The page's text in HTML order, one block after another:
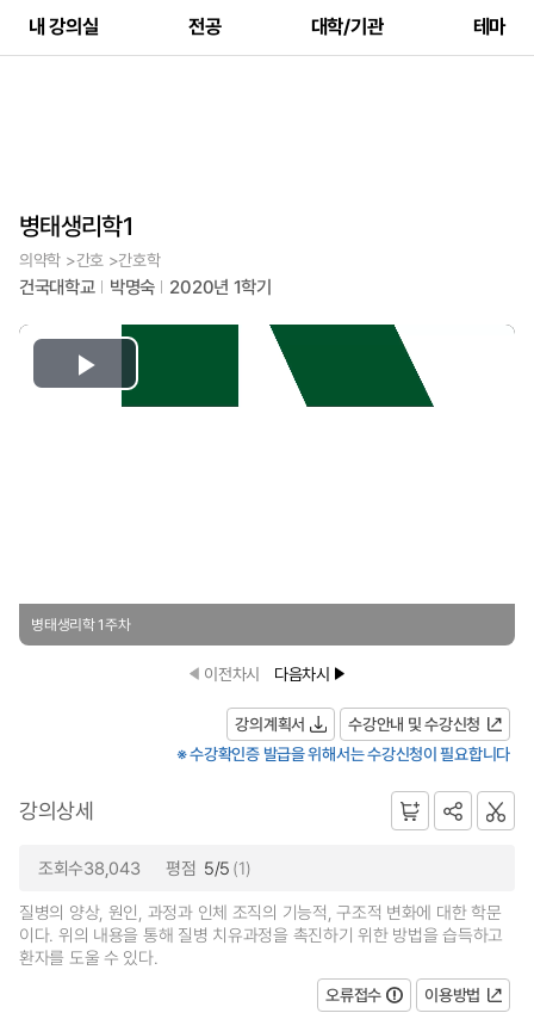
내 강의실 전공 대학/기관 테마
병태생리학1
의약학 >간호 >간호학
건국대학교 박명숙 2020년 1학기
Play
병태생리학 1주차
이전차시 다음차시
강의계획서
수강안내 및 수강신청
※ 수강확인증 발급을 위해서는 수강신청이 필요합니다
강의상세
조회수38,043 평점 5/5 (1)
질병의 양상, 원인, 과정과 인체 조직의 기능적, 구조적 변화에 대한 학문
이다. 위의 내용을 통해 질병 치유과정을 촉진하기 위한 방법을 습득하고
환자를 도울 수 있다.
오류접수
이용방법